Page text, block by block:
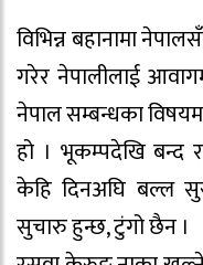
विभिन्न बहानामा
गरेर नेपालीलाई
नेपाल सम्बन्धका
हो । भूकम्पदेखि बन्द
केहि दिनअघि बल्ल
सुचारु हुन्छ, टुंगो छैन ।